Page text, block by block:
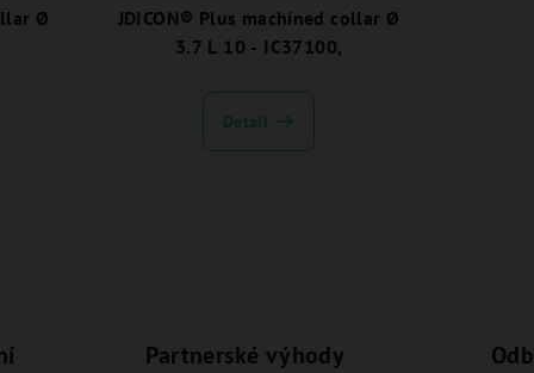
Ø
JDICON® Plus machined collar Ø
3.7 L 10 - IC37100,
Detail
Partnerské výhody